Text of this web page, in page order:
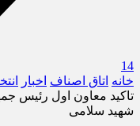
14
خانه اتاق اصناف اخبار
تاکید معاون اول رئیس
شهید سلامی